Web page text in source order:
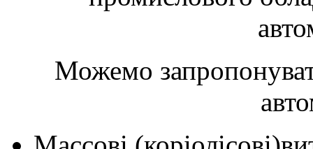
Можемо